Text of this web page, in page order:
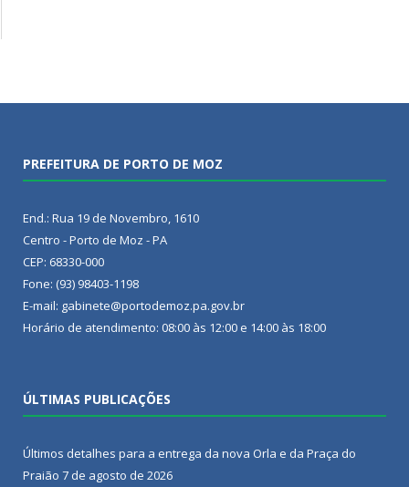
PREFEITURA DE PORTO DE MOZ
End.: Rua 19 de Novembro, 1610
Centro - Porto de Moz - PA
CEP: 68330-000
Fone: (93) 98403-1198
E-mail: gabinete@portodemoz.pa.gov.br
Horário de atendimento: 08:00 às 12:00 e 14:00 às 18:00
ÚLTIMAS PUBLICAÇÕES
Últimos detalhes para a entrega da nova Orla e da Praça do
Praião 7 de agosto de 2026